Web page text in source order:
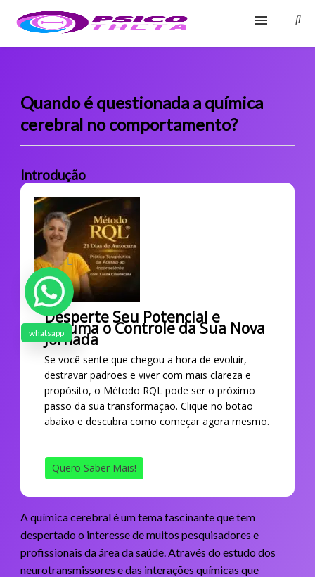
Blog
Glossário
Fale Conosco
Quando é questionada a química
cerebral no comportamento?
Introdução
Desperte Seu Potencial e
Assuma o Controle da Sua Nova
Jornada
Se você sente que chegou a hora de evoluir,
destravar padrões e viver com mais clareza e
propósito, o Método RQL pode ser o próximo
passo da sua transformação. Clique no botão
abaixo e descubra como começar agora mesmo.
Quero Saber Mais!
A química cerebral é um tema fascinante que tem
despertado o interesse de muitos pesquisadores e
profissionais da área da saúde. Através do estudo dos
neurotransmissores e das interações químicas que
whatsapp